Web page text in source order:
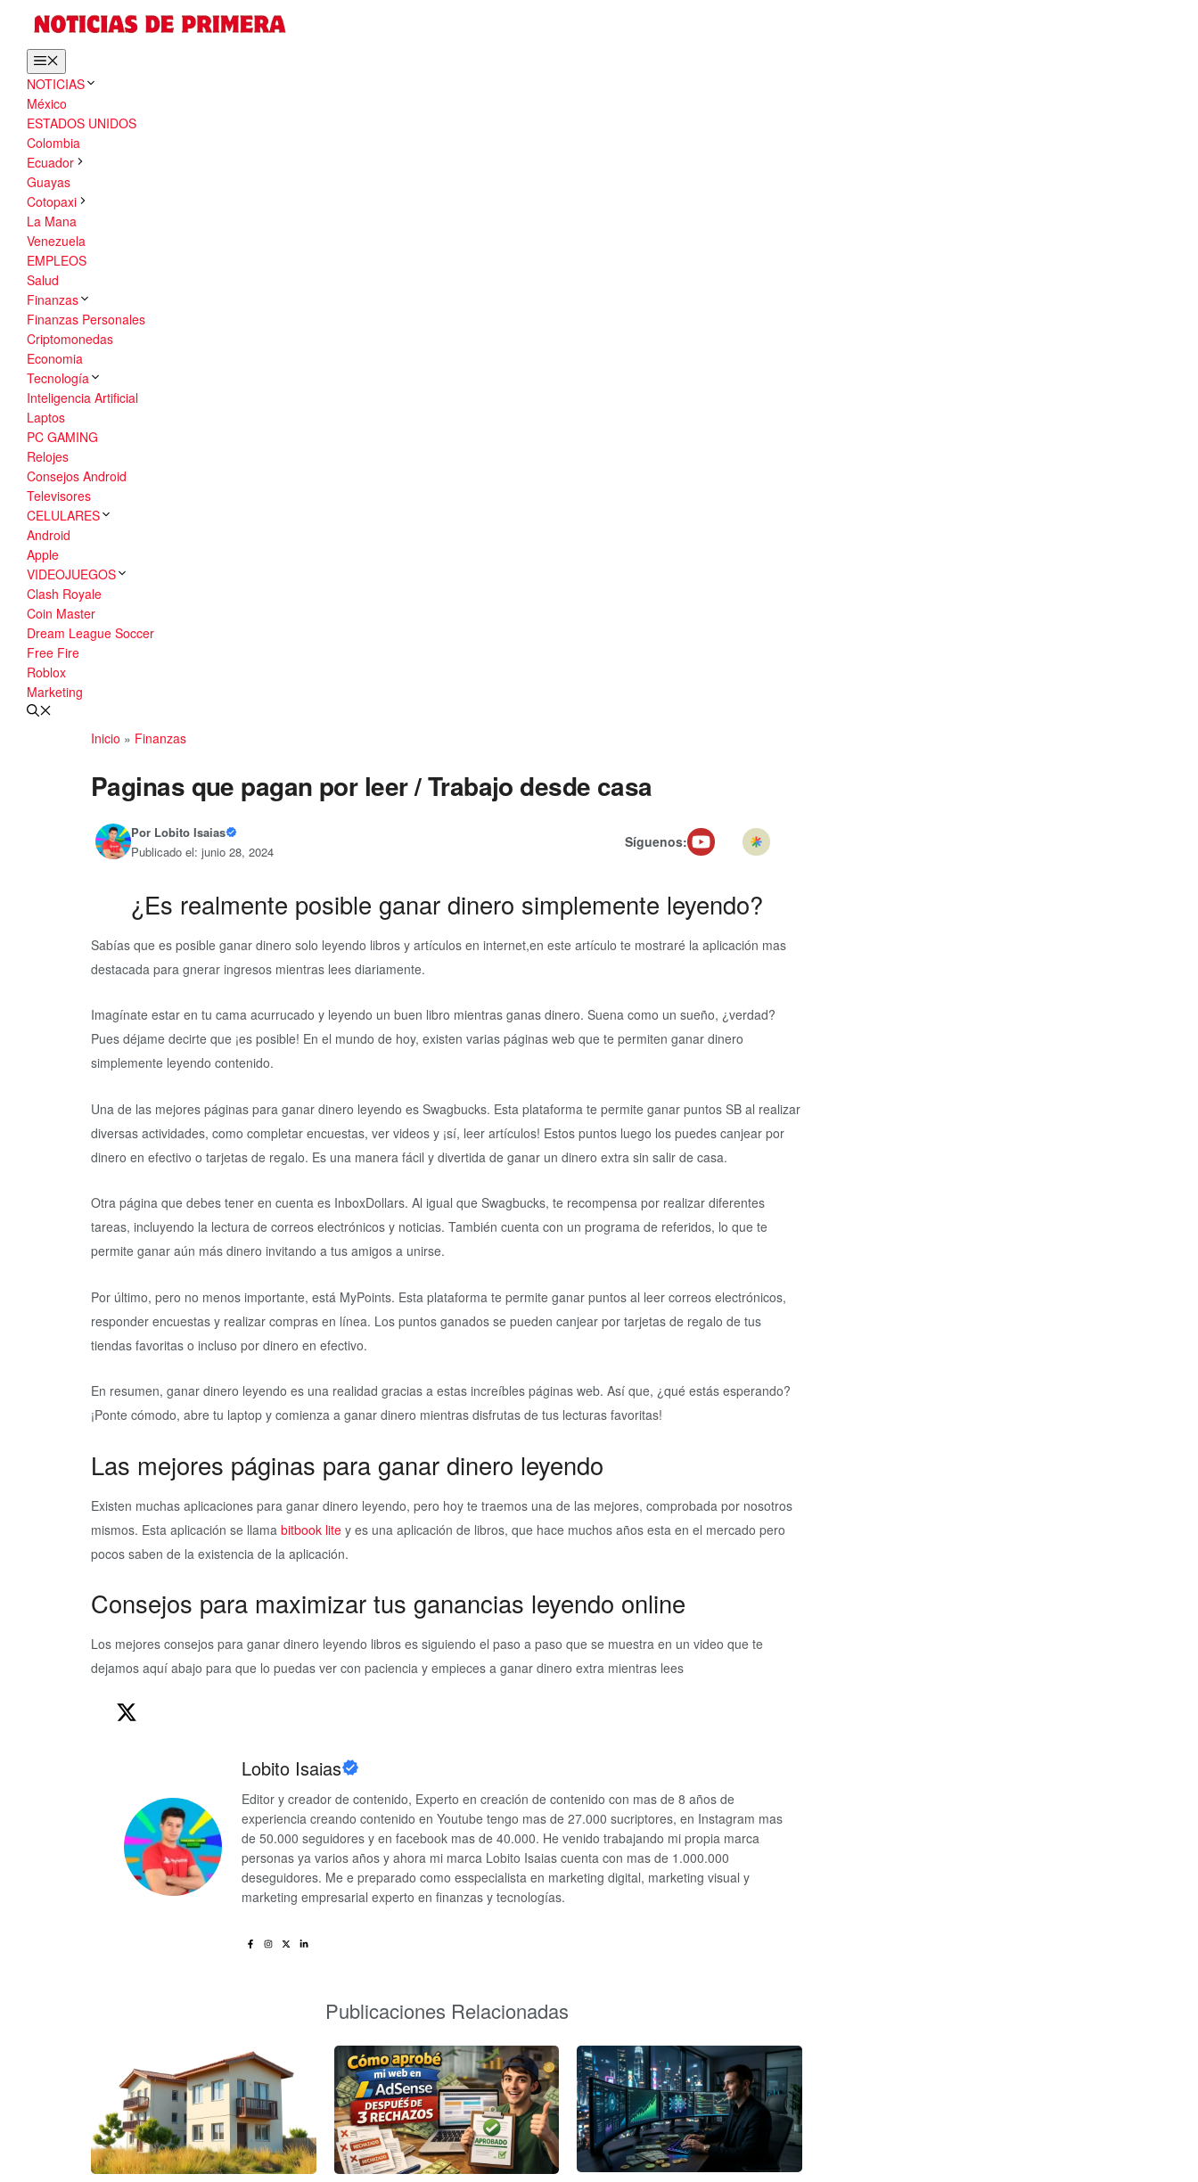
contenido
NOTICIAS
México
ESTADOS UNIDOS
Colombia
Ecuador
Guayas
Cotopaxi
La Mana
Venezuela
EMPLEOS
Salud
Finanzas
Finanzas Personales
Criptomonedas
Economia
Tecnología
Inteligencia Artificial
Laptos
PC GAMING
Relojes
Consejos Android
Televisores
CELULARES
Android
Apple
VIDEOJUEGOS
Clash Royale
Coin Master
Dream League Soccer
Free Fire
Roblox
Marketing
Inicio » Finanzas
Paginas que pagan por leer / Trabajo desde casa
Por Lobito Isaias
Publicado el: junio 28, 2024
Síguenos:
¿Es realmente posible ganar dinero simplemente leyendo?
Sabías que es posible ganar dinero solo leyendo libros y artículos en internet,en este artículo te mostraré la aplicación mas
destacada para gnerar ingresos mientras lees diariamente.
Imagínate estar en tu cama acurrucado y leyendo un buen libro mientras ganas dinero. Suena como un sueño, ¿verdad?
Pues déjame decirte que ¡es posible! En el mundo de hoy, existen varias páginas web que te permiten ganar dinero
simplemente leyendo contenido.
Una de las mejores páginas para ganar dinero leyendo es Swagbucks. Esta plataforma te permite ganar puntos SB al realizar
diversas actividades, como completar encuestas, ver videos y ¡sí, leer artículos! Estos puntos luego los puedes canjear por
dinero en efectivo o tarjetas de regalo. Es una manera fácil y divertida de ganar un dinero extra sin salir de casa.
Otra página que debes tener en cuenta es InboxDollars. Al igual que Swagbucks, te recompensa por realizar diferentes
tareas, incluyendo la lectura de correos electrónicos y noticias. También cuenta con un programa de referidos, lo que te
permite ganar aún más dinero invitando a tus amigos a unirse.
Por último, pero no menos importante, está MyPoints. Esta plataforma te permite ganar puntos al leer correos electrónicos,
responder encuestas y realizar compras en línea. Los puntos ganados se pueden canjear por tarjetas de regalo de tus
tiendas favoritas o incluso por dinero en efectivo.
En resumen, ganar dinero leyendo es una realidad gracias a estas increíbles páginas web. Así que, ¿qué estás esperando?
¡Ponte cómodo, abre tu laptop y comienza a ganar dinero mientras disfrutas de tus lecturas favoritas!
Las mejores páginas para ganar dinero leyendo
Existen muchas aplicaciones para ganar dinero leyendo, pero hoy te traemos una de las mejores, comprobada por nosotros
mismos. Esta aplicación se llama bitbook lite y es una aplicación de libros, que hace muchos años esta en el mercado pero
pocos saben de la existencia de la aplicación.
Consejos para maximizar tus ganancias leyendo online
Los mejores consejos para ganar dinero leyendo libros es siguiendo el paso a paso que se muestra en un video que te
dejamos aquí abajo para que lo puedas ver con paciencia y empieces a ganar dinero extra mientras lees
Lobito Isaias
Editor y creador de contenido, Experto en creación de contenido con mas de 8 años de
experiencia creando contenido en Youtube tengo mas de 27.000 sucriptores, en Instagram mas
de 50.000 seguidores y en facebook mas de 40.000. He venido trabajando mi propia marca
personas ya varios años y ahora mi marca Lobito Isaias cuenta con mas de 1.000.000
deseguidores. Me e preparado como esspecialista en marketing digital, marketing visual y
marketing empresarial experto en finanzas y tecnologías.
Publicaciones Relacionadas